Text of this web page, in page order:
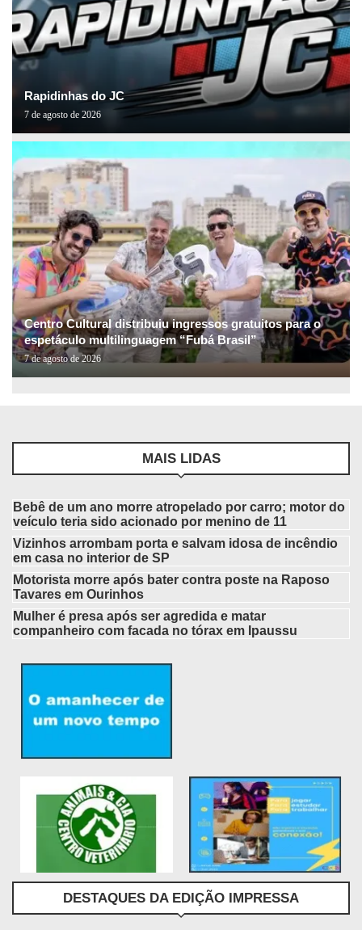
Rapidinhas do JC
7 de agosto de 2026
Centro Cultural distribuiu ingressos gratuitos para o
espetáculo multilinguagem “Fubá Brasil”
7 de agosto de 2026
MAIS LIDAS
Bebê de um ano morre atropelado por carro; motor do
veículo teria sido acionado por menino de 11
Vizinhos arrombam porta e salvam idosa de incêndio
em casa no interior de SP
Motorista morre após bater contra poste na Raposo
Tavares em Ourinhos
Mulher é presa após ser agredida e matar
companheiro com facada no tórax em Ipaussu
DESTAQUES DA EDIÇÃO IMPRESSA